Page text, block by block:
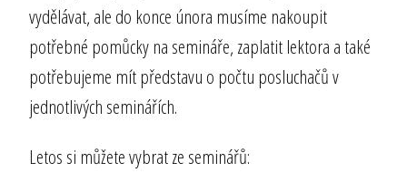
vydělávat, ale do konce února musíme nakoupit
potřebné pomůcky na semináře, zaplatit lektora a také
potřebujeme mít představu o počtu posluchačů v
jednotlivých seminářích.
Letos si můžete vybrat ze seminářů: